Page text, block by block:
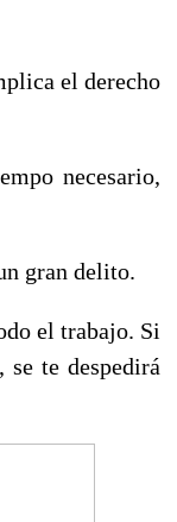
el derecho
necesario,
gran delito.
el trabajo. Si
se te despedirá